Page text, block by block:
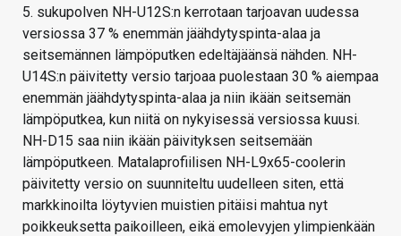
5. sukupolven NH-U12S:n kerrotaan tarjoavan uudessa
versiossa 37 % enemmän jäähdytyspinta-alaa ja
seitsemännen lämpöputken edeltäjäänsä nähden. NH-
U14S:n päivitetty versio tarjoaa puolestaan 30 % aiempaa
enemmän jäähdytyspinta-alaa ja niin ikään seitsemän
lämpöputkea, kun niitä on nykyisessä versiossa kuusi.
NH-D15 saa niin ikään päivityksen seitsemään
lämpöputkeen. Matalaprofiilisen NH-L9x65-coolerin
päivitetty versio on suunniteltu uudelleen siten, että
markkinoilta löytyvien muistien pitäisi mahtua nyt
poikkeuksetta paikoilleen, eikä emolevyjen ylimpienkään